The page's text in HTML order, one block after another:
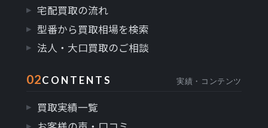
宅配買取の流れ
型番から買取相場を検索
法人・大口買取のご相談
02CONTENTS 実績・コンテンツ
買取実績一覧